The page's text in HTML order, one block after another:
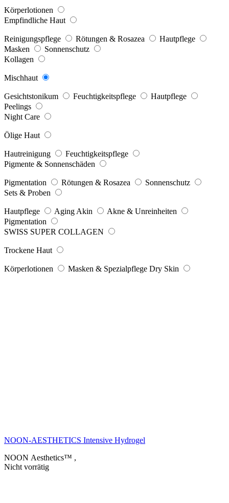
Körperlotionen
Empfindliche Haut
Reinigungspflege Rötungen & Rosazea
Hautpflege
Masken
Sonnenschutz
Kollagen
Mischhaut
Gesichtstonikum Feuchtigkeitspflege
Hautpflege
Peelings
Night Care
Ölige Haut
Hautreinigung
Feuchtigkeitspflege
Pigmente & Sonnenschäden
Pigmentation Rötungen & Rosazea
Sonnenschutz
Sets & Proben
Hautpflege Aging Akin
Akne & Unreinheiten
Pigmentation
SWISS SUPER COLLAGEN
Trockene Haut
Körperlotionen Masken & Spezialpflege Dry Skin
NOON-AESTHETICS Intensive Hydrogel
NOON Aesthetics™ ,
Nicht vorrätig